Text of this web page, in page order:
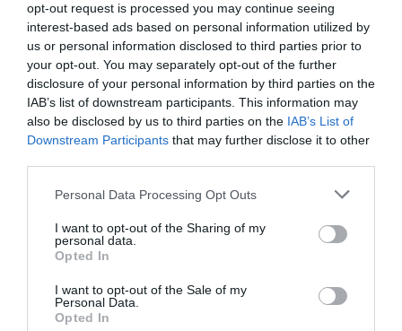
opt-out request is processed you may continue seeing
interest-based ads based on personal information utilized by
us or personal information disclosed to third parties prior to
your opt-out. You may separately opt-out of the further
disclosure of your personal information by third parties on the
IAB’s list of downstream participants. This information may
also be disclosed by us to third parties on the IAB’s List of
Downstream Participants that may further disclose it to other
Please note that this website/app uses one or more Google
not limited to your visit or usage behaviour. You may click to
grant or deny consent to Google and its third-party tags to
use your data for below specified purposes in below Google
consent section.
Personal Data Processing Opt Outs
I want to opt-out of the Sharing of my
personal data.
Opted In
I want to opt-out of the Sale of my
Personal Data.
Opted In
ΔΙΑΒΑΣΤΕ ΕΠΙΣΗΣ
Σοβαρή καταγγελία στη Χαλκίδα: Άγριος
ξυλοδαρμός στον κόμβο των ΚΤΕΛ – Τι συνέβη
Αύγουστος στην Εύβοια: Τι θα γίνει αύριο στα
σοκάκια αυτού χωριού
Η Λίμνη Ευβοίας γίνεται σημείο συνάντησης
Χαλκίδα: Γιατί φωτίστηκε στα μωβ- ροζ το
δημαρχείο στην παραλία
Ακολουθήστε το evima.gr στο
Διαβάστε όλες τις